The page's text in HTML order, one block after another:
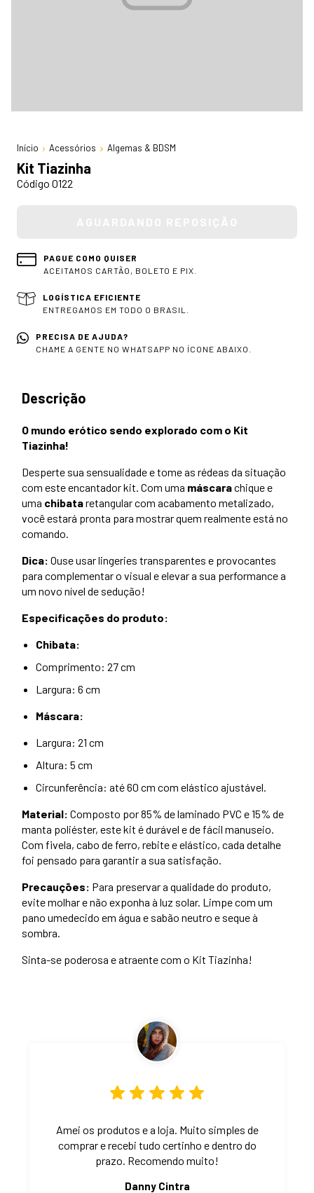
Início Acessórios Algemas & BDSM
Kit Tiazinha
Código 0122
PAGUE COMO QUISER
ACEITAMOS CARTÃO, BOLETO E PIX.
LOGÍSTICA EFICIENTE
ENTREGAMOS EM TODO O BRASIL.
PRECISA DE AJUDA?
CHAME A GENTE NO WHATSAPP NO ÍCONE ABAIXO.
Descrição
O mundo erótico sendo explorado com o Kit
Tiazinha!
Desperte sua sensualidade e tome as rédeas da situação
com este encantador kit. Com uma máscarachique e
uma chibataretangular com acabamento metalizado,
você estará pronta para mostrar quem realmente está no
comando.
Dica: Ouse usar lingeries transparentes e provocantes
para complementar o visual e elevar a sua performance a
um novo nível de sedução!
Especificações do produto:
Chibata:
Comprimento: 27 cm
Largura: 6 cm
Máscara:
Largura: 21 cm
Altura: 5 cm
Circunferência: até 60 cm com elástico ajustável.
Material: Composto por 85% de laminado PVC e 15% de
manta poliéster, este kit é durável e de fácil manuseio.
Com fivela, cabo de ferro, rebite e elástico, cada detalhe
foi pensado para garantir a sua satisfação.
Precauções: Para preservar a qualidade do produto,
evite molhar e não exponha à luz solar. Limpe com um
pano umedecido em água e sabão neutro e seque à
sombra.
Sinta-se poderosa e atraente com o Kit Tiazinha!
Amei os produtos e a loja. Muito simples de
comprar e recebi tudo certinho e dentro do
prazo. Recomendo muito!
Danny Cintra